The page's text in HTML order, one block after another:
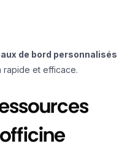
de bord personnalisés
rapide et efficace.